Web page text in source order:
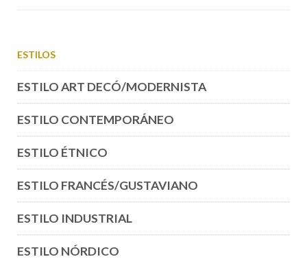
ESTILOS
ESTILO ART DECÓ/MODERNISTA
ESTILO CONTEMPORÁNEO
ESTILO ÉTNICO
ESTILO FRANCÉS/GUSTAVIANO
ESTILO INDUSTRIAL
ESTILO NÓRDICO